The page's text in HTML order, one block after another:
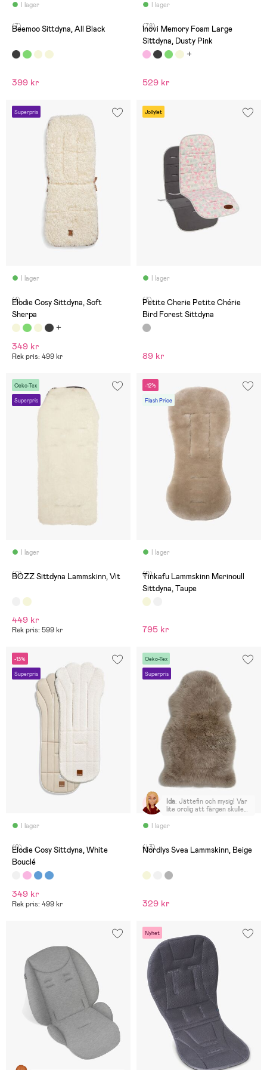
I lager
(7)
Beemoo Sittdyna, All Black
399 kr
I lagerden här. Den är fast
(78)
Inovi Memory Foam Large
Sittdyna, Dusty Pink
529 kr
Superpris
I lager
(1)
Elodie Cosy Sittdyna, Soft
Sherpa
349 kr
Rek pris: 499 kr
Jollylet
I lager
(3)
Petite Cherie Petite Chérie
Bird Forest Sittdyna
89 kr
Oeko-Tex
Superpris
I lager
(0)
BOZZ Sittdyna Lammskinn, Vit
449 kr
Rek pris: 599 kr
-12%
Flash Price
I lager
(0)
Tinkafu Lammskinn Merinoull
Sittdyna, Taupe
795 kr
-13%
Superpris
I lager
(0)
Elodie Cosy Sittdyna, White
Bouclé
349 kr
Rek pris: 499 kr
Oeko-Tex
Superpris
I lager
Ida: Jättefin och mysig! Var
lite orolig att färgen skulle
den är verkligen vit, vilket
(43)
Nordlys Svea Lammskinn, Beige
329 kr
Nyhet